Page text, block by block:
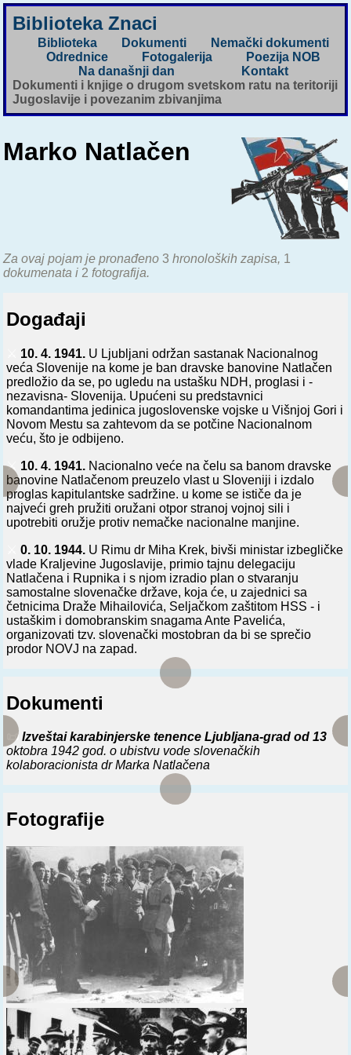
Biblioteka Znaci
Biblioteka Dokumenti
Nemački dokumenti
Odrednice
Fotogalerija
Poezija NOB
Na današnji dan
Kontakt
Dokumenti i knjige o drugom svetskom ratu na teritoriji
Jugoslavije i povezanim zbivanjima
Marko Natlačen
Za ovaj pojam je pronađeno3 hronoloških zapisa, 1
dokumenata i 2 fotografija.
Događaji
10. 4. 1941. U Ljubljani održan sastanak Nacionalnog
veća Slovenije na kome je ban dravske banovine Natlačen
predložio da se, po ugledu na ustašku NDH, proglasi i -
nezavisna- Slovenija. Upućeni su predstavnici
komandantima jedinica jugoslovenske vojske u Višnjoj Gori i
Novom Mestu sa zahtevom da se potčine Nacionalnom
veću, što je odbijeno.
⚔️ 10. 4. 1941. Nacionalno veće na čelu sa banom dravske
banovine Natlačenom preuzelo vlast u Sloveniji i izdalo
proglas kapitulantske sadržine. u kome se ističe da je
najveći greh pružiti oružani otpor stranoj vojnoj sili i
upotrebiti oružje protiv nemačke nacionalne manjine.
0. 10. 1944. U Rimu dr Miha Krek, bivši ministar izbegličke
vlade Kraljevine Jugoslavije, primio tajnu delegaciju
Natlačena i Rupnika i s njom izradio plan o stvaranju
samostalne slovenačke države, koja će, u zajednici sa
četnicima Draže Mihailovića, Seljačkom zaštitom HSS - i
ustaškim i domobranskim snagama Ante Pavelića,
organizovati tzv. slovenački mostobran da bi se sprečio
prodor NOVJ na zapad.
Dokumenti
📜 Izveštai karabinjerske tenence Ljubljana-grad od 13
oktobra 1942 god. o ubistvu vode slovenačkih
kolaboracionista dr Marka Natlačena
Fotografije